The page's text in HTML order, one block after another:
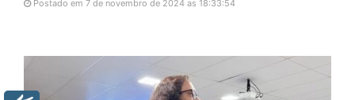
Postado em 7 de novembro de 2024 as 18:33:54